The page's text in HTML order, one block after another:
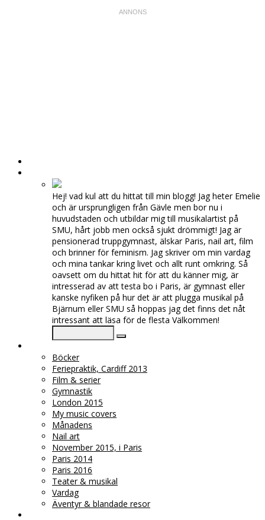
Hej! vad kul att du hittat till min blogg! Jag heter Emelie
och är ursprungligen från Gävle men bor nu i
huvudstaden och utbildar mig till musikalartist på
SMU, hårt jobb men också sjukt drömmigt! Jag är
pensionerad truppgymnast, älskar Paris, nail art, film
och brinner för feminism. Jag skriver om min vardag
och mina tankar kring livet och allt runt omkring. Så
oavsett om du hittat hit för att du känner mig, är
intresserad av att testa bo i Paris, är gymnast eller
kanske nyfiken på hur det är att plugga musikal på
Bjärnum eller SMU så hoppas jag det finns det nåt
intressant att läsa för de flesta Välkommen!
Böcker
Feriepraktik, Cardiff 2013
Film & serier
Gymnastik
London 2015
My music covers
Månadens
Nail art
November 2015, i Paris
Paris 2014
Paris 2016
Teater & musikal
Vardag
Äventyr & blandade resor